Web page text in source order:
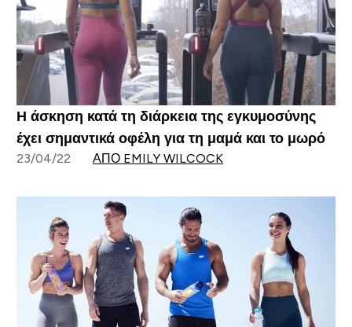
Η άσκηση κατά τη διάρκεια της εγκυμοσύνης
έχει σημαντικά οφέλη για τη μαμά και το μωρό
23/04/22 ΑΠΌ EMILY WILCOCK